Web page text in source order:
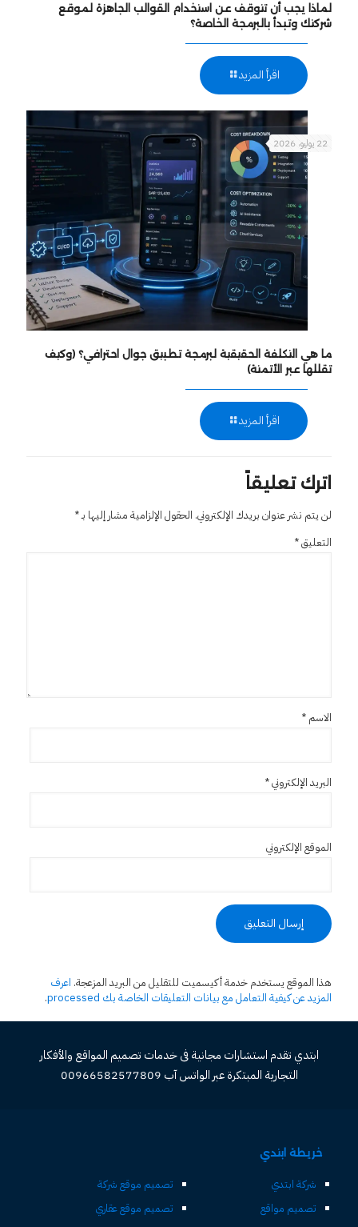
لماذا يجب أن تتوقف عن استخدام القوالب الجاهزة لموقع
شركتك وتبدأ بالبرمجة الخاصة؟
اقرأ المزيد
22 يوليو، 2026
ما هي التكلفة الحقيقية لبرمجة تطبيق جوال احترافي؟ (وكيف
تقللها عبر الأتمتة)
اقرأ المزيد
اترك تعليقاً
لن يتم نشر عنوان بريدك الإلكتروني. الحقول الإلزامية مشار إليها بـ*
التعليق*
الاسم *
البريد الإلكتروني*
الموقع الإلكتروني
هذا الموقع يستخدم خدمة أكيسميت للتقليل من البريد المزعجة. اعرف
المزيد عن كيفية التعامل مع بيانات التعليقات الخاصة بك processed
.
ابتدي تقدم استشارات مجانية فى خدمات تصميم المواقع والأفكار
التجارية المبتكرة عبر الواتس آب 00966582577809
خريطة ابتدي
شركة ابتدي
تصميم مواقع
تصميم موقع شركة
تصميم موقع عقاري